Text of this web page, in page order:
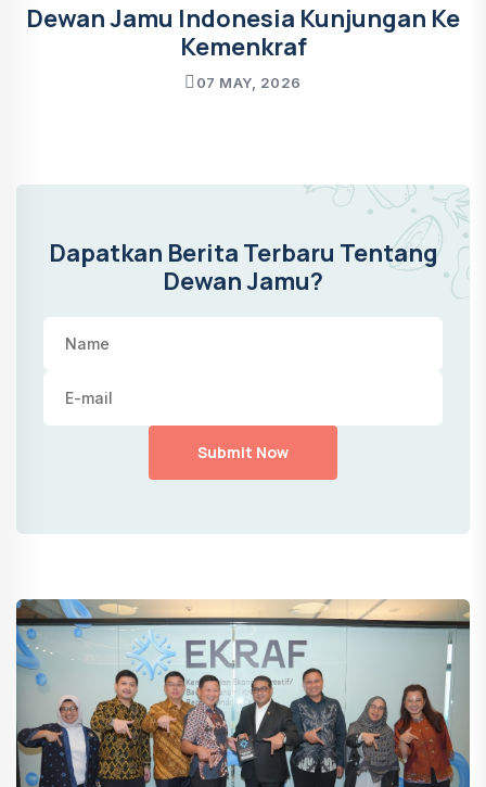
Dewan Jamu Indonesia Kunjungan Ke
Kemenkraf
07 MAY, 2026
Dapatkan Berita Terbaru Tentang
Dewan Jamu?
Submit Now